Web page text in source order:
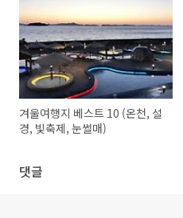
겨울여행지 베스트 10 (온천, 설
경, 빛축제, 눈썰매)
댓글